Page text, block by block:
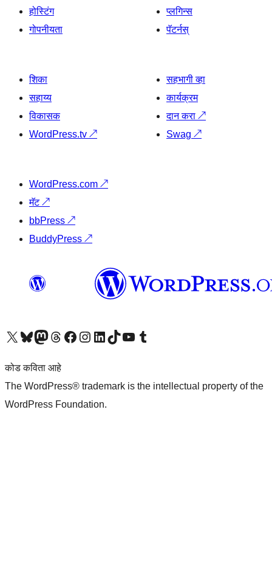
होस्टिंग
गोपनीयता
प्लगिन्स
पॅटर्नस्
शिका
सहाय्य
विकासक
WordPress.tv ↗
सहभागी व्हा
कार्यक्रम
दान करा ↗
Swag ↗
WordPress.com ↗
मॅट↗
bbPress ↗
BuddyPress ↗
आमच्या X (एक्स) (पूर्वीचे ट्विटर) खात्याला भेट द्या आमच्या ब्लूस्की खात्याला भेट द्या.आमच्या Mastodon खात्याला भेट द्या.आमच्या थ्रेड्स खात्याला भेट द्या. आमच्या फेसबुक पेजला भेट द्या आमच्या इंस्टाग्राम खात्याला भेट द्या आमच्या लिंक्डइन खात्याला भेट द्या आमच्या टिकटॉक अकाउंटला भेट द्या.आमच्या यूट्यूब चॅनेलला भेट द्या आमच्या टंबलर खात्याला भेट द्या.
कोड कविता आहे
The WordPress® trademark is the intellectual property of the
WordPress Foundation.